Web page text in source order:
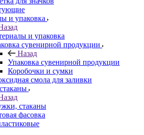
и упаковка
и упаковка
сувенирной продукции
Назад
Упаковка сувенирной продукции
Коробочки и сумки
смола для заливки
стаканы
фасовка